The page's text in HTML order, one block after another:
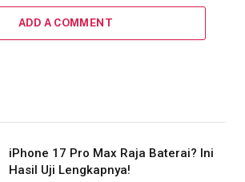
ADD A COMMENT
iPhone 17 Pro Max Raja Baterai? Ini
Hasil Uji Lengkapnya!